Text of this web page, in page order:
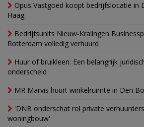
Opus Vastgoed koopt bedrijfslocatie in
Haag
Bedrijfsunits Nieuw-Kralingen
Rotterdam volledig verhuurd
Huur of bruikleen: Een belangrijk
onderscheid
MR Marvis huurt winkelruimte in Den
'DNB onderschat rol private
woningbouw'